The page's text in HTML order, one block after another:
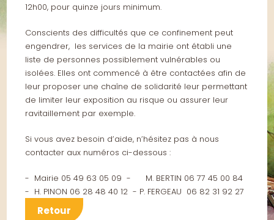
12h00, pour quinze jours minimum.
Conscients des difficultés que ce confinement peut
engendrer, les services de la mairie ont établi une
liste de personnes possiblement vulnérables ou
isolées. Elles ont commencé à être contactées afin de
leur proposer une chaîne de solidarité leur permettant
de limiter leur exposition au risque ou assurer leur
ravitaillement par exemple.
Si vous avez besoin d’aide, n’hésitez pas à nous
contacter aux numéros ci-dessous :
- Mairie 05 49 63 05 09 - M. BERTIN 06 77 45 00 84
- H. PINON 06 28 48 40 12 - P. FERGEAU 06 82 31 92 27
Retour